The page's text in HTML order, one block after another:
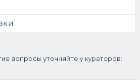
вопросы уточняйте у кураторов: